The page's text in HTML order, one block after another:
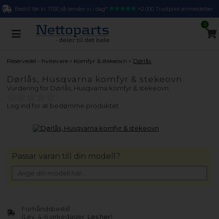
Bestill før kl. 17.00 så sender vi i dag* >2.000 Trustpilot anmeldelser
0
Reservedel - hvitevare » Komfyr & stekeovn » Dørlås
Dørlås, Husqvarna komfyr & stekeovn
Vurdering for Dørlås, Husqvarna komfyr & stekeovn
Log ind for at bedømme produktet
Forhåndsbestill
(Lev. 4-6 virkedager. Les her)
Passar varan till din modell?